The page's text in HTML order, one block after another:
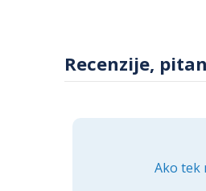
Recenzije,
Ako tek